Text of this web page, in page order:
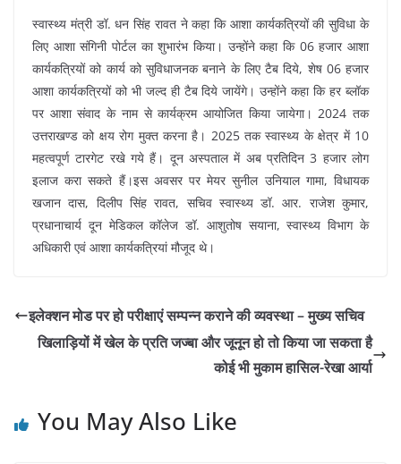
स्वास्थ्य मंत्री डॉ. धन सिंह रावत ने कहा कि आशा कार्यकत्रियों की सुविधा के
लिए आशा संगिनी पोर्टल का शुभारंभ किया। उन्होंने कहा कि 06 हजार आशा
कार्यकत्रियों को कार्य को सुविधाजनक बनाने के लिए टैब दिये, शेष 06 हजार
आशा कार्यकत्रियों को भी जल्द ही टैब दिये जायेंगे। उन्होंने कहा कि हर ब्लॉक
पर आशा संवाद के नाम से कार्यक्रम आयोजित किया जायेगा। 2024 तक
उत्तराखण्ड को क्षय रोग मुक्त करना है। 2025 तक स्वास्थ्य के क्षेत्र में 10
महत्वपूर्ण टारगेट रखे गये हैं। दून अस्पताल में अब प्रतिदिन 3 हजार लोग
इलाज करा सकते हैं।इस अवसर पर मेयर सुनील उनियाल गामा, विधायक
खजान दास, दिलीप सिंह रावत, सचिव स्वास्थ्य डॉ. आर. राजेश कुमार,
प्रधानाचार्य दून मेडिकल कॉलेज डॉ. आशुतोष सयाना, स्वास्थ्य विभाग के
अधिकारी एवं आशा कार्यकत्रियां मौजूद थे।
इलेक्शन मोड पर हो परीक्षाएं सम्पन्न कराने की व्यवस्था – मुख्य सचिव
खिलाड़ियों में खेल के प्रति जज्बा और जूनून हो तो किया जा सकता है
कोई भी मुकाम हासिल-रेखा आर्या
You May Also Like